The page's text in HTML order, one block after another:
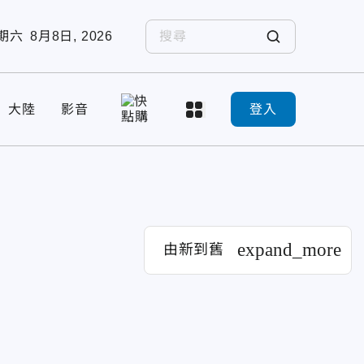
六 8月8日, 2026
大陸 影音 登入
由新到舊 expand_more